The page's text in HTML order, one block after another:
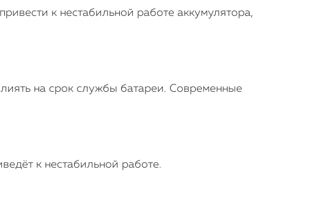
к нестабильной работе аккумулятора,
на срок службы батареи. Современные
к нестабильной работе.